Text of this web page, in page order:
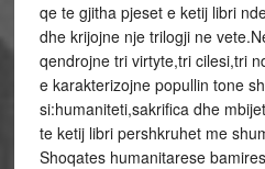
qe te gjitha pjeset e ketij libri
dhe krijojne nje trilogji ne
qendrojne tri virtyte,tri cilesi,tri
e karakterizojne popullin tone
si:humaniteti,sakrifica dhe
te ketij libri pershkruhet me
Shoqates humanitarese